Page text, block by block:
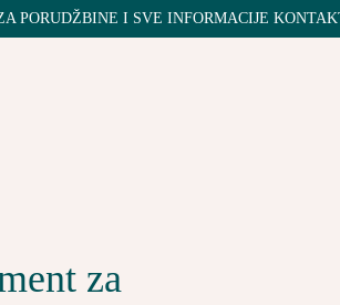
ZA PORUDŽBINE I SVE INFORMACIJE
za